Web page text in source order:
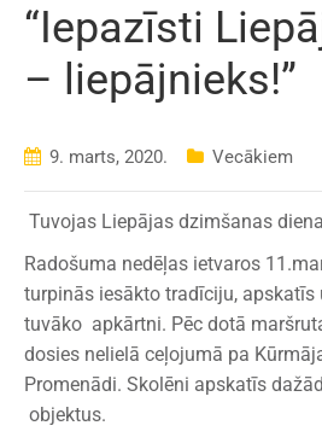
“Iepazīsti
– liepājnieks!”
9. marts, 2020. Vecākiem
Tuvojas Liepājas dzimšanas
Radošuma nedēļas ietvaros
turpinās iesākto tradīciju, apskatīs
tuvāko apkārtni. Pēc dotā
dosies nelielā ceļojumā pa
Promenādi. Skolēni apskatīs
objektus.